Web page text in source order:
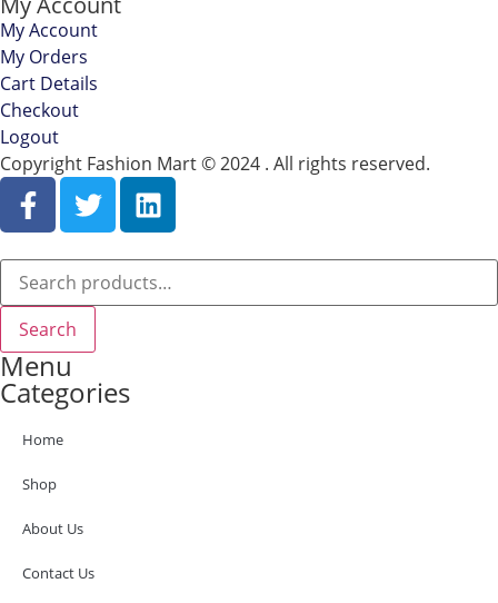
My Account
My Orders
Cart Details
Checkout
Logout
Copyright Fashion Mart © 2024 . All rights reserved.
Search
Menu
Categories
Home
Shop
About Us
Contact Us